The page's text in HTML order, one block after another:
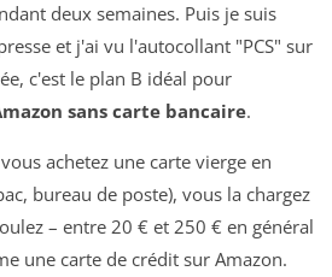
deux semaines. Puis je suis
et j'ai vu l'autocollant "PCS" sur
c'est le plan B idéal pour
sans carte bancaire.
achetez une carte vierge en
bureau de poste), vous la chargez
– entre 20 € et 250 € en général
une carte de crédit sur Amazon.